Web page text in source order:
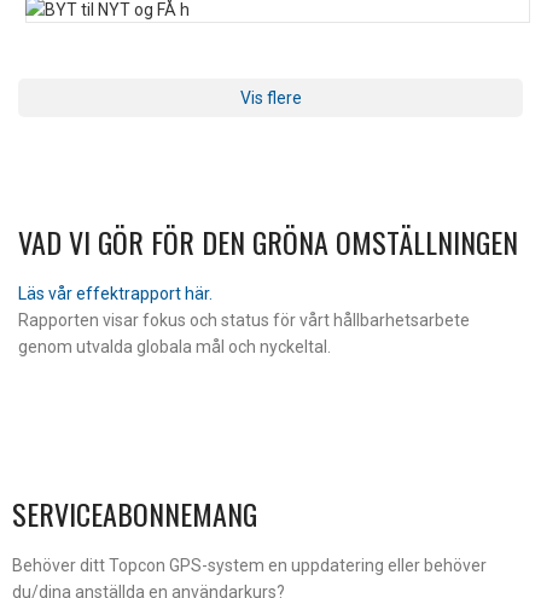
Vis flere
VAD VI GÖR FÖR DEN GRÖNA OMSTÄLLNINGEN
Läs vår effektrapport här.
Rapporten visar fokus och status för vårt hållbarhetsarbete
genom utvalda globala mål och nyckeltal.
SERVICEABONNEMANG
Behöver ditt Topcon GPS-system en uppdatering eller behöver
du/dina anställda en användarkurs?